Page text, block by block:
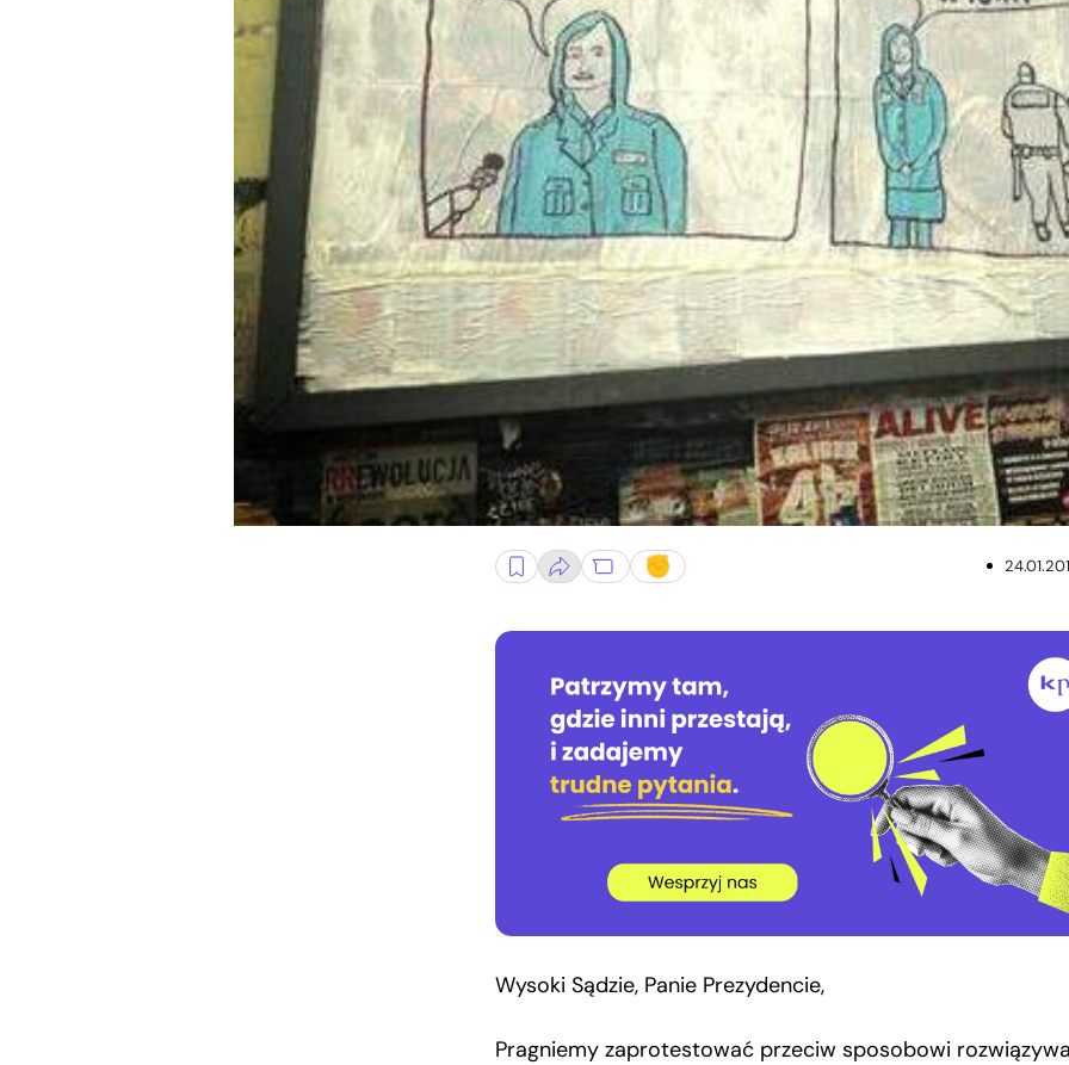
Wysoki Sądzie, Panie Prezydencie,
Pragniemy zaprotestować przeciw sposobowi